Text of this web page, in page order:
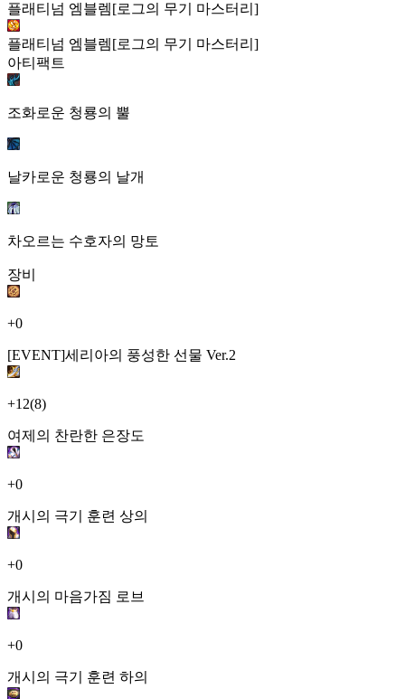
플래티넘 엠블렘[로그의 무기 마스터리]
플래티넘 엠블렘[로그의 무기 마스터리]
아티팩트
조화로운 청룡의 뿔
날카로운 청룡의 날개
차오르는 수호자의 망토
장비
+0
[EVENT]세리아의 풍성한 선물 Ver.2
+12(8)
여제의 찬란한 은장도
+0
개시의 극기 훈련 상의
+0
개시의 마음가짐 로브
+0
개시의 극기 훈련 하의